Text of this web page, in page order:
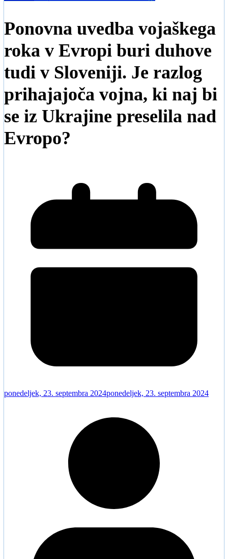
Ponovna uvedba vojaškega
roka v Evropi buri duhove
tudi v Sloveniji. Je razlog
prihajajoča vojna, ki naj bi
se iz Ukrajine preselila nad
Evropo?
ponedeljek, 23. septembra 2024ponedeljek, 23. septembra 2024